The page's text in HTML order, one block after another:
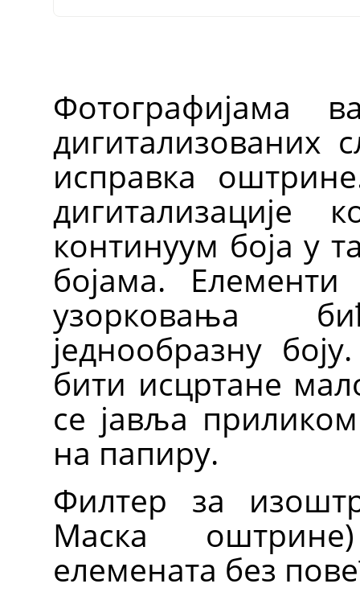
Фотографијама
дигитализованих
исправка
континуум боја у
бојама.
узорковања
једнообразну
бити исцртане
се јавља
на папиру.
Филтер за
Маска
елемената без